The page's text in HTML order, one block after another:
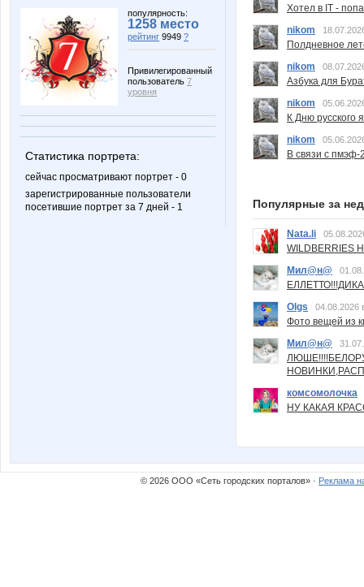
популярность:
1258 место
рейтинг 9949 ?
Привилегированный
пользователь 7
уровня
Статистика портрета:
сейчас просматривают портрет - 0
зарегистрированные пользователи
посетившие портрет за 7 дней - 1
Хотел в IT -
nikom
Полдневное
nikom
Азбука для
nikom
К Дню русского
nikom
В связи с пмэф-
Популярные за
Nata.li
Мил@н@
Olgs
04.08.2026
Фото вещей из
Мил@н@
комсомолочка
НУ КАКАЯ
© 2026 ООО «Сеть городских порталов» · Реклама